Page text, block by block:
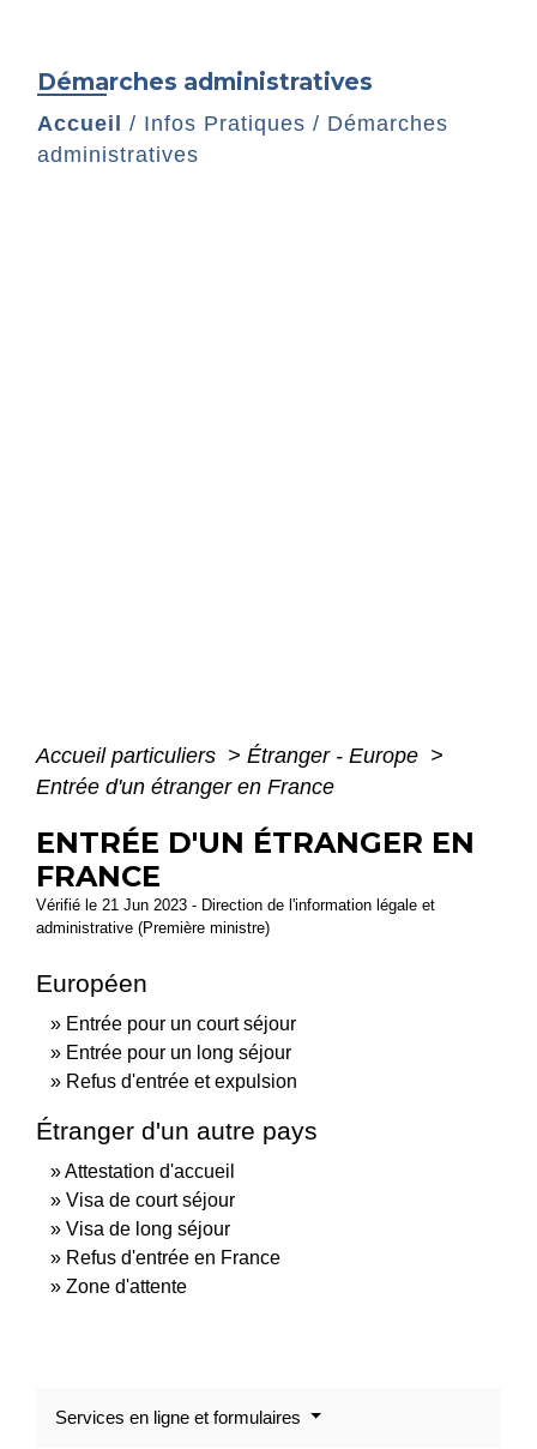
Démarches administratives
Accueil / Infos Pratiques / Démarches
administratives
Accueil particuliers > Étranger - Europe >
Entrée d'un étranger en France
ENTRÉE D'UN ÉTRANGER EN
FRANCE
Vérifié le 21 Jun 2023 - Direction de l'information légale et
administrative (Première ministre)
Européen
Entrée pour un court séjour
Entrée pour un long séjour
Refus d'entrée et expulsion
Étranger d'un autre pays
Attestation d'accueil
Visa de court séjour
Visa de long séjour
Refus d'entrée en France
Zone d'attente
Services en ligne et formulaires